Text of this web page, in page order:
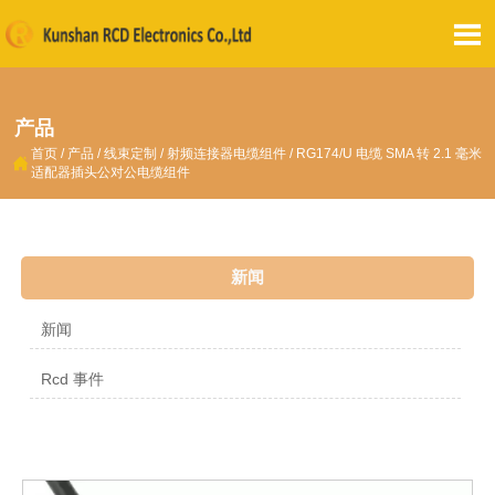

产品
 首页 / 产品 /线束定制 / 射频连接器电缆组件 / RG174/U 电缆 SMA 转 2.1 毫米
适配器插头公对公电缆组件
新闻
新闻
Rcd 事件